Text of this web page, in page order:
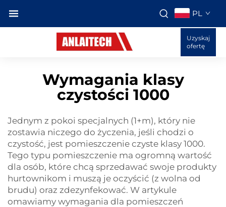
PL
Uzyskaj
ofertę
Wymagania klasy
czystości 1000
Jednym z pokoi specjalnych (1+m), który nie
zostawia niczego do życzenia, jeśli chodzi o
czystość, jest pomieszczenie czyste klasy 1000.
Tego typu pomieszczenie ma ogromną wartość
dla osób, które chcą sprzedawać swoje produkty
hurtownikom i muszą je oczyścić (z wolna od
brudu) oraz zdezynfekować. W artykule
omawiamy wymagania dla pomieszczeń